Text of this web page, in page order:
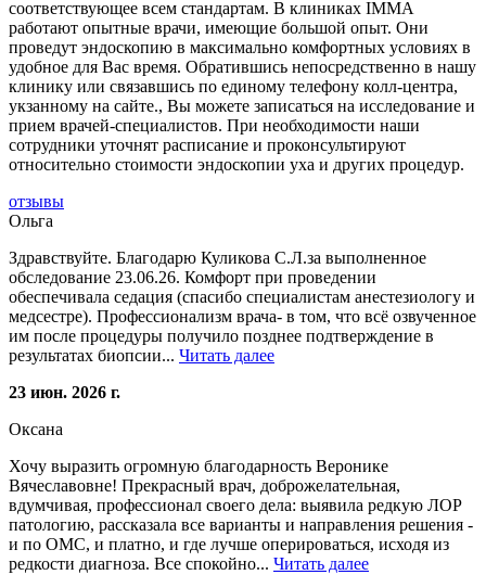
соответствующее всем стандартам. В клиниках IMMA
работают опытные врачи, имеющие большой опыт. Они
проведут эндоскопию в максимально комфортных условиях в
удобное для Вас время. Обратившись непосредственно в нашу
клинику или связавшись по единому телефону колл-центра,
укзанному на сайте., Вы можете записаться на исследование и
прием врачей-специалистов. При необходимости наши
сотрудники уточнят расписание и проконсультируют
относительно стоимости эндоскопии уха и других процедур.
отзывы
Ольга
Здравствуйте. Благодарю Куликова С.Л.за выполненное
обследование 23.06.26. Комфорт при проведении
обеспечивала седация (спасибо специалистам анестезиологу и
медсестре). Профессионализм врача- в том, что всё озвученное
им после процедуры получило позднее подтверждение в
результатах биопсии... Читать далее
23 июн. 2026 г.
Оксана
Хочу выразить огромную благодарность Веронике
Вячеславовне! Прекрасный врач, доброжелательная,
вдумчивая, профессионал своего дела: выявила редкую ЛОР
патологию, рассказала все варианты и направления решения -
и по ОМС, и платно, и где лучше оперироваться, исходя из
редкости диагноза. Все спокойно... Читать далее